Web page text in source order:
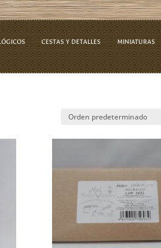
CESTAS Y DETALLES MINIATURAS